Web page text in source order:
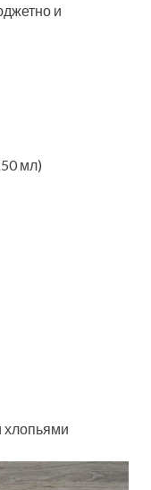
и
мл)
хлопьями